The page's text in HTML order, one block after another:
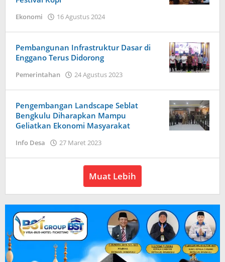
Ekonomi 16 Agustus 2024
Harapan
Baru
Pembangunan Infrastruktur Dasar di
Enggano Terus Didorong
Pemerintahan 24 Agustus 2023
Harapan
Baru
Pengembangan Landscape Seblat
Bengkulu Diharapkan Mampu
Geliatkan Ekonomi Masyarakat
Info Desa 27 Maret 2023
Harapan
News
Muat Lebih